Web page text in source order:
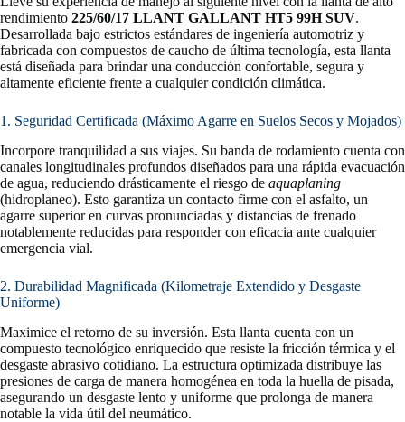
rendimiento 225/60/17 LLANT GALLANT HT5 99H SUV.
Desarrollada bajo estrictos estándares de ingeniería automotriz y
fabricada con compuestos de caucho de última tecnología, esta llanta
está diseñada para brindar una conducción confortable, segura y
altamente eficiente frente a cualquier condición climática.
1. Seguridad Certificada (Máximo Agarre en Suelos Secos y Mojados)
Incorpore tranquilidad a sus viajes. Su banda de rodamiento cuenta con
canales longitudinales profundos diseñados para una rápida evacuación
de agua, reduciendo drásticamente el riesgo de aquaplaning
(hidroplaneo). Esto garantiza un contacto firme con el asfalto, un
agarre superior en curvas pronunciadas y distancias de frenado
notablemente reducidas para responder con eficacia ante cualquier
emergencia vial.
2. Durabilidad Magnificada (Kilometraje Extendido y Desgaste
Uniforme)
Maximice el retorno de su inversión. Esta llanta cuenta con un
compuesto tecnológico enriquecido que resiste la fricción térmica y el
desgaste abrasivo cotidiano. La estructura optimizada distribuye las
presiones de carga de manera homogénea en toda la huella de pisada,
asegurando un desgaste lento y uniforme que prolonga de manera
notable la vida útil del neumático.